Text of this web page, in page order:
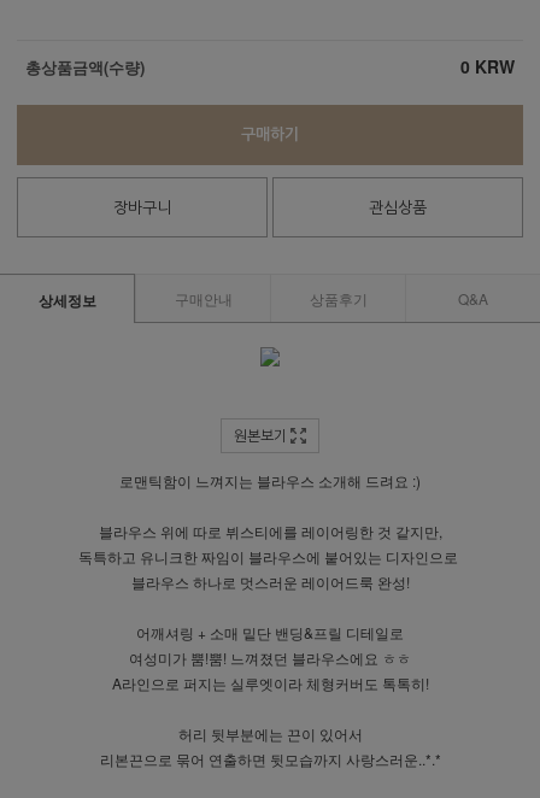
총상품금액(수량) 0 KRW
구매하기
장바구니 관심상품
상세정보 구매안내 상품후기 Q&A
원본보기
로맨틱함이 느껴지는 블라우스 소개해 드려요 :)
블라우스 위에 따로 뷔스티에를 레이어링한 것 같지만,
독특하고 유니크한 짜임이 블라우스에 붙어있는 디자인으로
블라우스 하나로 멋스러운 레이어드룩 완성!
어깨셔링 + 소매 밑단 밴딩&프릴 디테일로
여성미가 뿜!뿜! 느껴졌던 블라우스에요 ㅎㅎ
A라인으로 퍼지는 실루엣이라 체형커버도 톡톡히!
허리 뒷부분에는 끈이 있어서
리본끈으로 묶어 연출하면 뒷모습까지 사랑스러운..*.*